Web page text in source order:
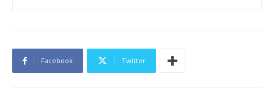
Facebook Twitter